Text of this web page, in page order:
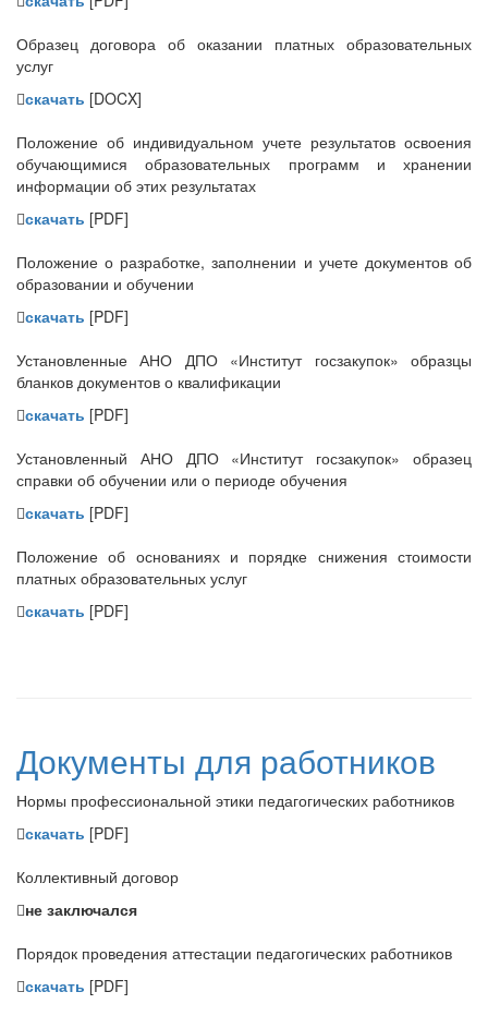
Образец договора об оказании платных образовательных
услуг
скачать [DOCX]
Положение об индивидуальном учете результатов освоения
обучающимися образовательных программ и хранении
информации об этих результатах
скачать [PDF]
Положение о разработке, заполнении и учете документов об
образовании и обучении
скачать [PDF]
Установленные АНО ДПО «Институт госзакупок» образцы
бланков документов о квалификации
скачать [PDF]
Установленный АНО ДПО «Институт госзакупок» образец
справки об обучении или о периоде обучения
скачать [PDF]
Положение об основаниях и порядке снижения стоимости
платных образовательных услуг
скачать [PDF]
Документы для работников
Нормы профессиональной этики педагогических работников
скачать [PDF]
Коллективный договор
не заключался
Порядок проведения аттестации педагогических работников
скачать [PDF]